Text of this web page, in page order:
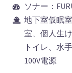
ソナー：
地下室仮眠
室、個人生
トイレ、水
100V電源